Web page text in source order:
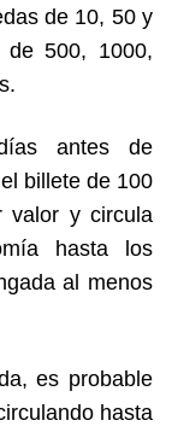
de 10, 50 y
de 500, 1000,
antes de
billete de 100
valor y circula
hasta los
al menos
es probable
hasta